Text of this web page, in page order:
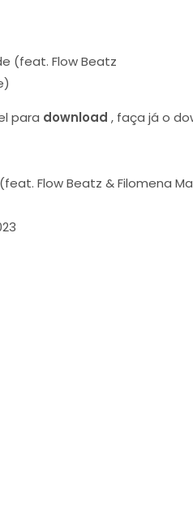
(feat. Flow Beatz
para download , faça já o
Flow Beatz & Filomena